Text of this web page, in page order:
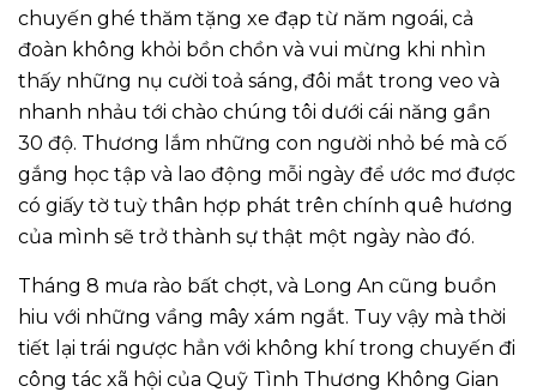
chuyến ghé thăm tặng xe đạp từ năm ngoái, cả
đoàn không khỏi bồn chồn và vui mừng khi nhìn
thấy những nụ cười toả sáng, đôi mắt trong veo và
nhanh nhảu tới chào chúng tôi dưới cái năng gần
30 độ. Thương lắm những con người nhỏ bé mà cố
gắng học tập và lao động mỗi ngày để ước mơ được
có giấy tờ tuỳ thân hợp phát trên chính quê hương
của mình sẽ trở thành sự thật một ngày nào đó.
Tháng 8 mưa rào bất chợt, và Long An cũng buồn
hiu với những vầng mây xám ngắt. Tuy vậy mà thời
tiết lại trái ngược hẳn với không khí trong chuyến đi
công tác xã hội của Quỹ Tình Thương Không Gian